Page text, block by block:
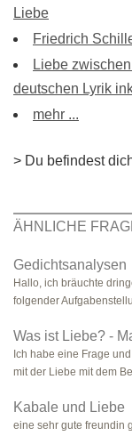
Liebe
Friedrich
Liebe
deutschen Lyrik
mehr ...
> Du befindest
ÄHNLICHE
Gedichtsanalysen
Hallo, ich bräuchte
folgender
Was ist Liebe? -
Ich habe eine Frage
mit der Liebe mit dem
Kabale und Liebe
eine sehr gute freundin